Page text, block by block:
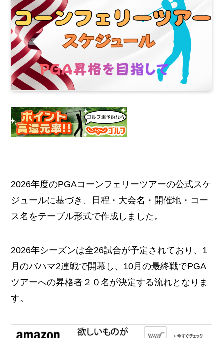
2026年度のPGAコーンフェリーツアーの公式スケ
ジュールに基づき、日程・大会名・開催地・コー
ス名をテーブル形式で作成しました。
2026年シーズンは全26試合が予定されており、1
月のバハマ2連戦で開幕し、10月の最終戦でPGA
ツアーへの昇格者２０名が決定する流れとなりま
す。